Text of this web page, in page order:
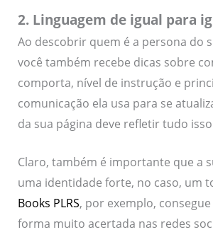
2. Linguagem de igual para
Ao descobrir quem é a persona do
você também recebe dicas sobre
comporta, nível de instrução e
comunicação ela usa para se
da sua página deve refletir tudo
Claro, também é importante que a
uma identidade forte, no caso, um
Books PLRS, por exemplo,
forma muito acertada nas redes